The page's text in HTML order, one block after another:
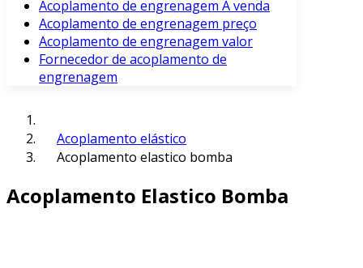
Acoplamento de engrenagem À venda
Acoplamento de engrenagem preço
Acoplamento de engrenagem valor
Fornecedor de acoplamento de
engrenagem
Acoplamento elástico
Acoplamento elastico bomba
Acoplamento Elastico Bomba